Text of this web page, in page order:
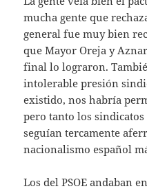
mucha gente que
general fue muy bien
que Mayor Oreja y
final lo lograron.
intolerable presión
existido, nos habría
pero tanto los
seguían tercamente
nacionalismo español
Los del PSOE andaban